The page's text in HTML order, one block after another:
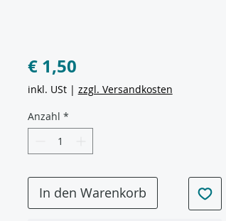
€ 1,50Preis
inkl. USt| zzgl. Versandkosten
Anzahl *
In den Warenkorb